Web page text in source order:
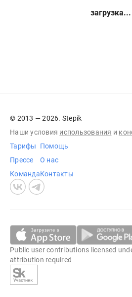
загрузка...
© 2013 — 2026. Stepik
Наши условия использования и
Тарифы
Прессе
Команда
Помощь
О нас
Контакты
Public user contributions licensed
attribution required